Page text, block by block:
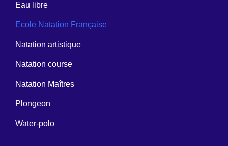
Eau libre
Ecole Natation Française
Natation artistique
Natation course
Natation Maîtres
Plongeon
Water-polo